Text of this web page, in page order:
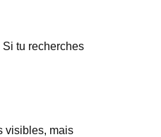
tu recherches
visibles, mais